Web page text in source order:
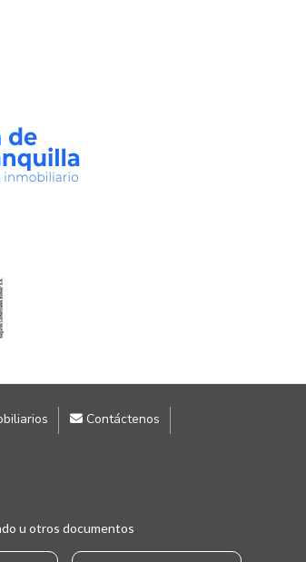
Contáctenos
u otros documentos